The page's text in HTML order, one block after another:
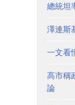
總統坦
澤連斯
一文看
高市稱
論